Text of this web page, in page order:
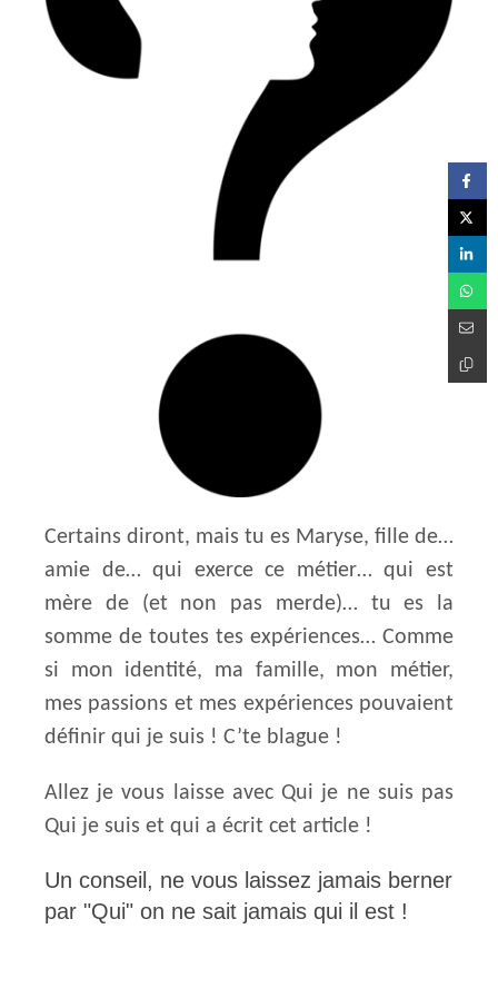
Certains diront, mais tu es Maryse, fille de…
amie de… qui exerce ce métier… qui est
mère de (et non pas merde)… tu es la
somme de toutes tes expériences… Comme
si mon identité, ma famille, mon métier,
mes passions et mes expériences pouvaient
définir qui je suis ! C’te blague !
Allez je vous laisse avec Qui je ne suis pas
Qui je suis et qui a écrit cet article !
Un conseil, ne vous laissez jamais berner
par "Qui" on ne sait jamais qui il est !